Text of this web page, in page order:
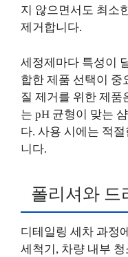
지 않으면서도 최소
제거합니다.
세정제마다 특성이
합한 제품 선택이 중
질 제거를 위한 제품
는 pH 균형이 맞는
다. 사용 시에는 적
니다.
폴리셔와 드
디테일링 세차 과정
세척기, 차량 내부